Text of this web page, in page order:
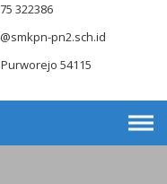
322386
pn2.sch.id
54115